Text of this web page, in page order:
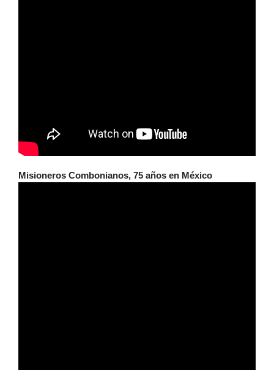
Misioneros Combonianos, 75 años en México